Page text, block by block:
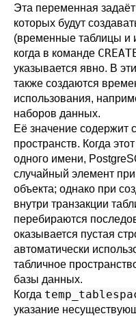
Эта переменная
которых будут
(временные таблицы и
когда в команде
указывается явно. В
также создаются
использования,
наборов данных.
Её значение содержит
пространств. Когда
одного имени,
случайный элемент
объекта; однако при
внутри транзакции
перебираются
оказывается пустая
автоматически
табличное
базы данных.
Когда
указание